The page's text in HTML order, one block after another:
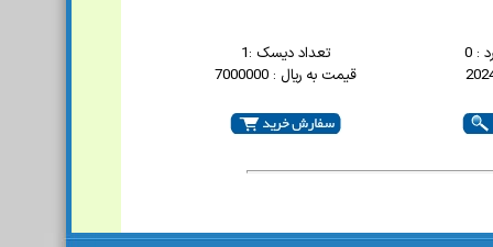
تعداد دیسک :1
: 0
قیمت به ریال : 7000000